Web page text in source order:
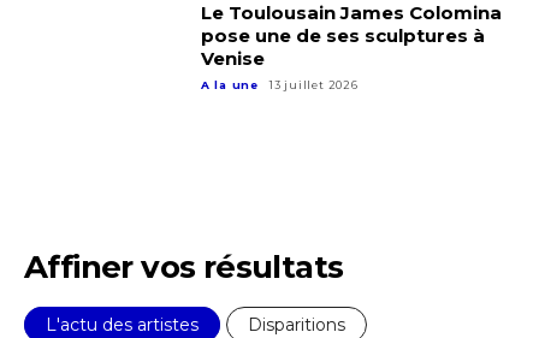
Adresse email*
Le Toulousain James Colomina
pose une de ses sculptures à
Venise
A la une 13 juillet 2026
Affiner vos résultats
L'actu des artistes
Disparitions